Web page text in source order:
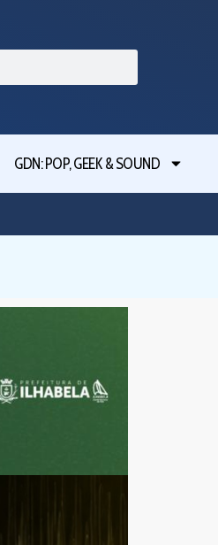
GDN: POP, GEEK & SOUND
Ferraz